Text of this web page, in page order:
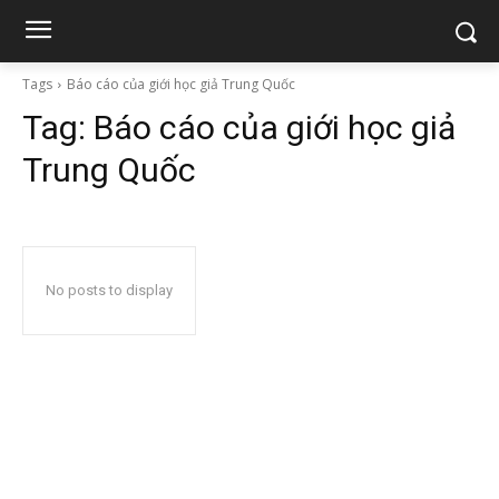
Tags Báo cáo của giới học giả Trung Quốc
Tag: Báo cáo của giới học giả
Trung Quốc
No posts to display